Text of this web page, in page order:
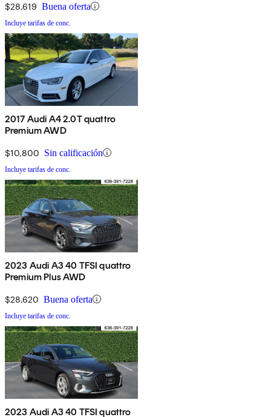
$28,619 Buena oferta
Incluye tarifas de conc.
2017 Audi A4 2.0T quattro
Premium AWD
$10,800 Sin calificación
Incluye tarifas de conc.
2023 Audi A3 40 TFSI quattro
Premium Plus AWD
$28,620 Buena oferta
Incluye tarifas de conc.
2023 Audi A3 40 TFSI quattro